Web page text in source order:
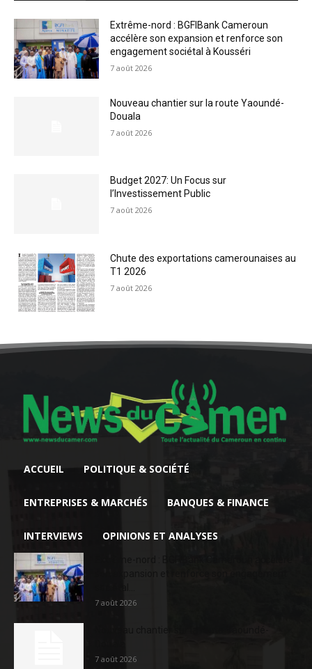
Extrême-nord : BGFIBank Cameroun
accélère son expansion et renforce son
engagement sociétal à Kousséri
7 août 2026
Nouveau chantier sur la route Yaoundé-
Douala
7 août 2026
Budget 2027: Un Focus sur
l’Investissement Public
7 août 2026
Chute des exportations camerounaises au
T1 2026
7 août 2026
ACCUEIL POLITIQUE & SOCIÉTÉ
ENTREPRISES & MARCHÉS BANQUES & FINANCE
INTERVIEWS OPINIONS ET ANALYSES
7 août 2026
7 août 2026